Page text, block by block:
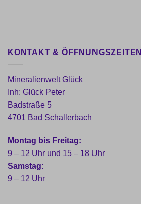
KONTAKT & ÖFFNUNGSZEITEN
Mineralienwelt Glück
Inh: Glück Peter
Badstraße 5
4701 Bad Schallerbach
Montag bis Freitag:
9 – 12 Uhr und 15 – 18 Uhr
Samstag:
9 – 12 Uhr